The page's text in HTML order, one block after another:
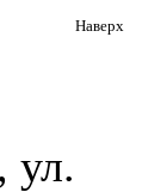
Наверх
ул.